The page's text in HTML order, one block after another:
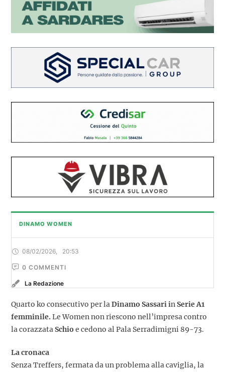
DINAMO WOMEN
08/02/2026 20:53
0 COMMENTI
La Redazione
Quarto ko consecutivo per laDinamo Sassari inSerie A1
femminile.Le Women non riescono nell’impresa contro
la corazzataSchio e cedono al Pala Serradimigni 89-73.
La cronaca
Senza Treffers, fermata da un problema alla caviglia, la